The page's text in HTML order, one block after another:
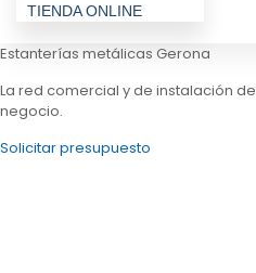
TIENDA ONLINE
Estanterías metálicas Gerona
La red comercial y de instalación de
negocio.
Solicitar presupuesto